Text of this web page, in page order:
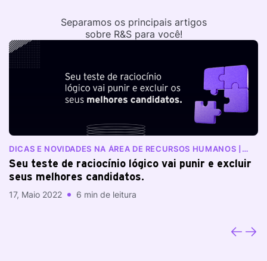
Separamos os principais artigos
sobre R&S para você!
DICAS E NOVIDADES NA ÁREA DE RECURSOS HUMANOS |
Seu teste de raciocínio lógico vai punir e excluir
seus melhores candidatos.
17, Maio 2022 6 min de leitura